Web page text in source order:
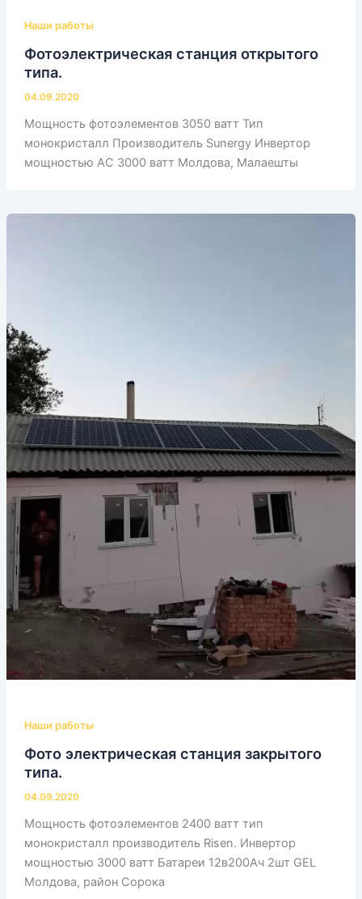
Наши работы
Фотоэлектрическая станция открытого
типа.
04.09.2020
Мощность фотоэлементов 3050 ватт Тип
монокристалл Производитель Sunergy Инвертор
мощностью АС 3000 ватт Молдова, Малаешты
Наши работы
Фото электрическая станция закрытого
типа.
04.09.2020
Мощность фотоэлементов 2400 ватт тип
монокристалл производитель Risen. Инвертор
мощностью 3000 ватт Батареи 12в200Ач 2шт GEL
Молдова, район Сорока